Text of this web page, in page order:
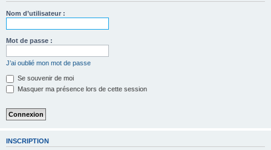
Nom d’utilisateur :
Mot de passe :
J’ai oublié mon mot de passe
Se souvenir de moi
Masquer ma présence lors de cette session
INSCRIPTION